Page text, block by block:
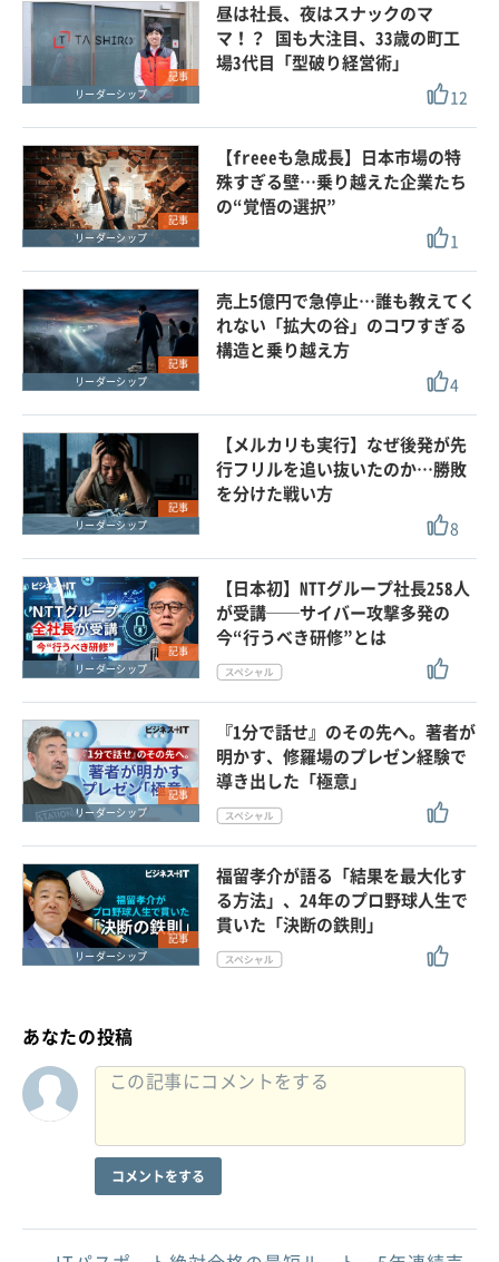
記事
リーダーシップ
昼は社長、夜はスナックのマ
マ！？ 国も大注目、33歳の町工
場3代目「型破り経営術」
12
記事
リーダーシップ
【freeeも急成長】日本市場の特
殊すぎる壁…乗り越えた企業たち
の“覚悟の選択”
1
記事
リーダーシップ
売上5億円で急停止…誰も教えてく
れない「拡大の谷」のコワすぎる
構造と乗り越え方
4
記事
リーダーシップ
【メルカリも実行】なぜ後発が先
行フリルを追い抜いたのか…勝敗
を分けた戦い方
8
記事
リーダーシップ
【日本初】NTTグループ社長258人
が受講──サイバー攻撃多発の
今“行うべき研修”とは
記事
リーダーシップ
『1分で話せ』のその先へ。著者が
明かす、修羅場のプレゼン経験で
導き出した「極意」
記事
リーダーシップ
福留孝介が語る「結果を最大化す
る方法」、24年のプロ野球人生で
貫いた「決断の鉄則」
あなたの投稿
コメントをする